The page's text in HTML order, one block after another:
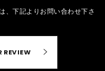
、 下記よりお問い合わせ下さ
REVIEW